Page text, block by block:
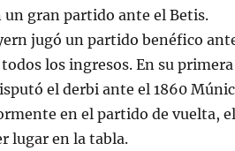
gran partido ante el Betis.
jugó un partido benéfico
los ingresos. En su primera
el derbi ante el 1860
en el partido de vuelta, el
lugar en la tabla.